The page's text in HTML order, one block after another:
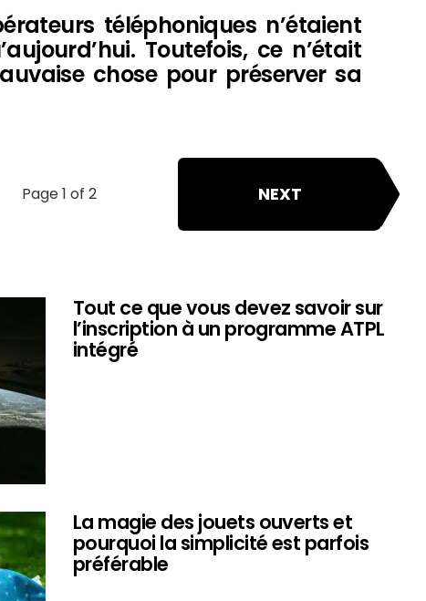
téléphoniques n’étaient
Toutefois, ce n’était
chose pour préserver sa
Page 1 of 2 NEXT
Tout ce que vous devez savoir sur
l’inscription à un programme ATPL
intégré
La magie des jouets ouverts et
pourquoi la simplicité est parfois
préférable